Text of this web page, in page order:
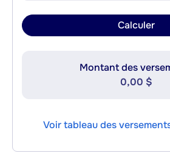
Calculer
Montant des
0,00 $
Voir tableau des